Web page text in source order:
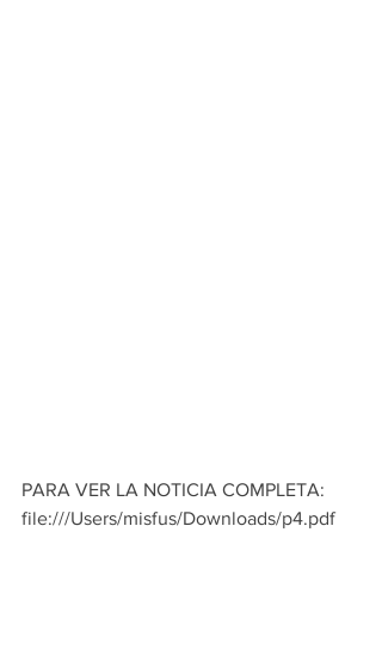
PARA VER LA NOTICIA COMPLETA:
file:///Users/misfus/Downloads/p4.pdf